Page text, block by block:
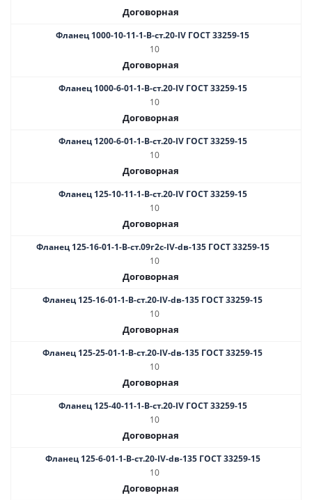
Договорная
Фланец 1000-10-11-1-В-ст.20-IV ГОСТ 33259-15
10
Договорная
Фланец 1000-6-01-1-B-ст.20-IV ГОСТ 33259-15
10
Договорная
Фланец 1200-6-01-1-B-ст.20-IV ГОСТ 33259-15
10
Договорная
Фланец 125-10-11-1-B-ст.20-IV ГОСТ 33259-15
10
Договорная
Фланец 125-16-01-1-B-ст.09г2с-IV-dв-135 ГОСТ 33259-15
10
Договорная
Фланец 125-16-01-1-B-ст.20-IV-dв-135 ГОСТ 33259-15
10
Договорная
Фланец 125-25-01-1-B-ст.20-IV-dв-135 ГОСТ 33259-15
10
Договорная
Фланец 125-40-11-1-B-ст.20-IV ГОСТ 33259-15
10
Договорная
Фланец 125-6-01-1-B-ст.20-IV-dв-135 ГОСТ 33259-15
10
Договорная